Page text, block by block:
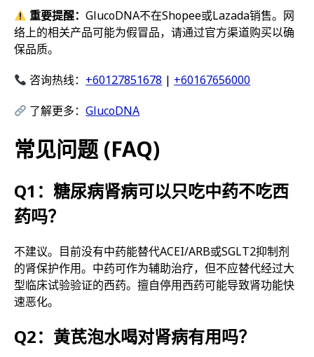
重要提醒：GlucoDNA不在Shopee或Lazada销售。网
络上的相关产品可能为假冒品，请通过官方渠道购买以确
保品质。
咨询热线： +60127851678 | +60167656000
了解更多：GlucoDNA
常见问题 (FAQ)
Q1：糖尿病肾病可以只吃中药不吃西
药吗？
不建议。目前没有中药能替代ACEI/ARB或SGLT2抑制剂
的肾保护作用。中药可作为辅助治疗，但不应替代经过大
型临床试验验证的西药。擅自停用西药可能导致肾功能快
速恶化。
Q2：黄芪泡水喝对肾病有用吗？